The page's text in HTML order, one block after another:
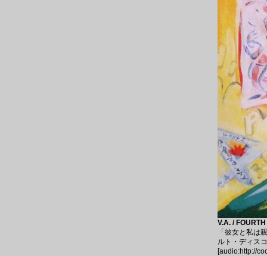
V.A. /
「彼女と私は
ルト・ディス
[audio:http://